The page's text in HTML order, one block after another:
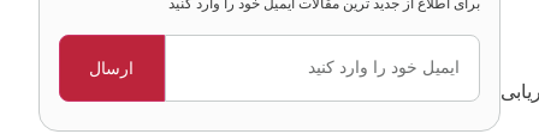
برای اطلاع از جدید ترین مقالات ایمیل خود را وارد کنید
ایمیل